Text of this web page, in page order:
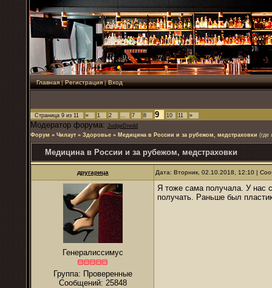
Главная|Регистрация|Вход
Страница 9 из 11 « 1 2 … 7 8 9 10 11 »
Модератор форума: JudgeDredd
Форум » Чилаут » Здоровье » Медицина в России и за рубежом, медстраховки (где
Медицина в России и за рубежом, медстраховки
другарица Дата: Вторник, 02.10.2018, 12:10 |
Генералиссимус
Группа: Проверенные
Сообщений: 25848
Я тоже сама получала. У нас
получать. Раньше был